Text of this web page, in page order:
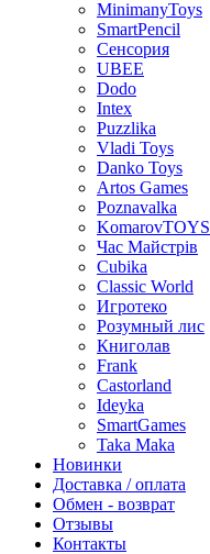
MinimanyToys
SmartPencil
Сенсория
UBEE
Dodo
Intex
Puzzlika
Vladi Toys
Danko Toys
Artos Games
Poznavalka
KomarovTOYS
Час Майстрів
Cubika
Classic World
Игротеко
Розумный лис
Книголав
Frank
Castorland
Ideyka
SmartGames
Taka Maka
Новинки
Доставка / оплата
Обмен - возврат
Отзывы
Контакты